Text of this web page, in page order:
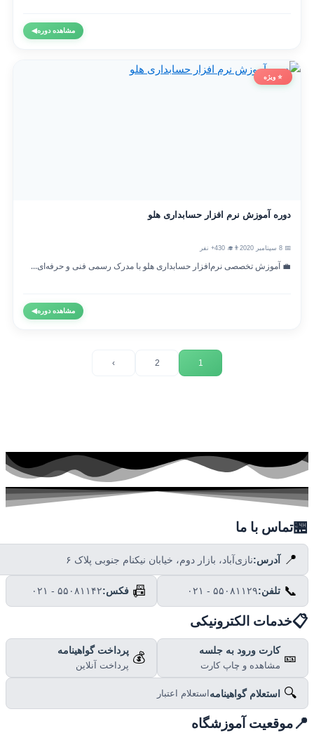
مشاهده دوره◀
⭐ ویژه
دوره آموزش نرم افزار حسابداری هلو
👨‍🎓 430+ نفر
💼 آموزش تخصصی نرم‌افزار حسابداری هلو با مدرک رسمی فنی و حرفه‌ای...
مشاهده دوره◀
تماس با ما
📍 آدرس:نازی‌آباد، بازار دوم، خیابان نیکنام جنوبی پلاک ۶
📞 تلفن:۰۲۱ - ۵۵۰۸۱۱۲۹ 📠 فکس:۰۲۱ - ۵۵۰۸۱۱۴۲
خدمات الکترونیکی
🎫 کارت ورود به جلسه
مشاهده و چاپ کارت
💰 پرداخت گواهینامه
پرداخت آنلاین
🔍 استعلام گواهینامهاستعلام اعتبار
موقعیت آموزشگاه